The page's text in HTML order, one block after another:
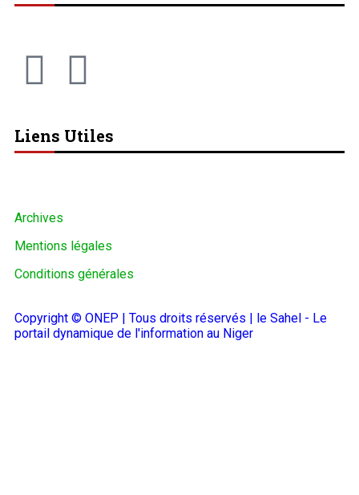
Liens Utiles
Archives
Mentions légales
Conditions générales
Copyright © ONEP | Tous droits réservés | le Sahel - Le
portail dynamique de l'information au Niger